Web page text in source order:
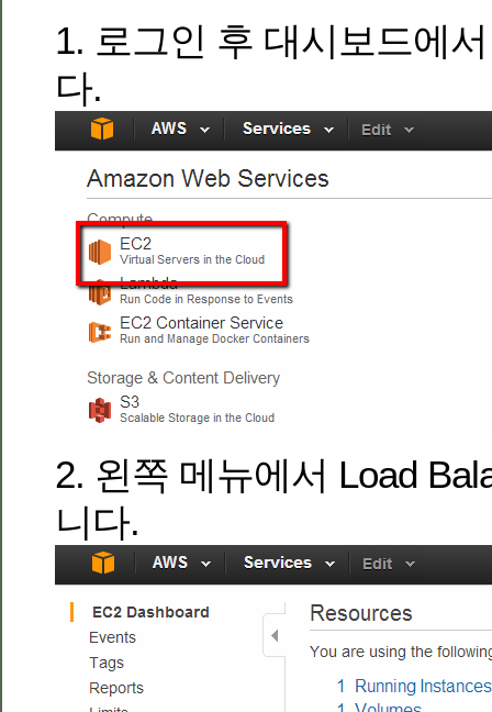
1. 로그인 후 대시보드에
다.
2. 왼쪽 메뉴에서 Load
니다.